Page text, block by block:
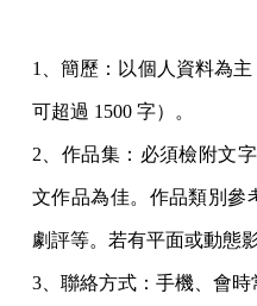
1、簡歷：以個人資料為
可超過 1500 字）。
2、作品集：必須檢附文
文作品為佳。作品類別參
劇評等。若有平面或動態
3、聯絡方式：手機、會時